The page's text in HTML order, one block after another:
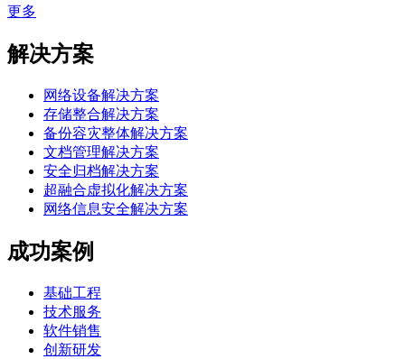
更多
解决方案
网络设备解决方案
存储整合解决方案
备份容灾整体解决方案
文档管理解决方案
安全归档解决方案
超融合虚拟化解决方案
网络信息安全解决方案
成功案例
基础工程
技术服务
软件销售
创新研发